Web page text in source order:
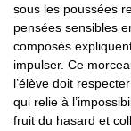
sous les poussées
pensées sensibles
composés
impulser. Ce
l’élève doit
qui relie à
fruit du hasard et